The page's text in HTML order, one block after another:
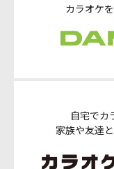
カラオケ
自宅でカ
家族や友達